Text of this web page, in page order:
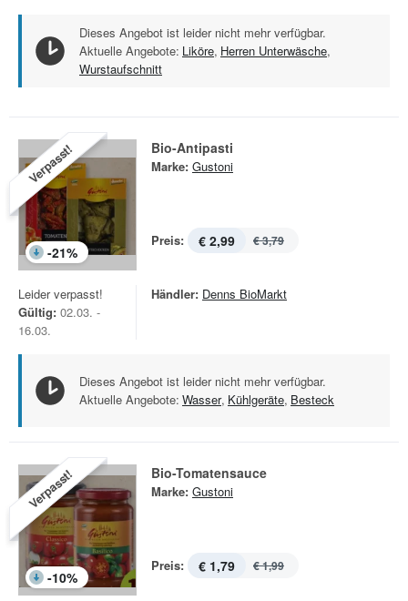
Dieses Angebot ist leider nicht mehr verfügbar.
Aktuelle Angebote: Liköre, Herren Unterwäsche,
Wurstaufschnitt
Verpasst!
-21%
Bio-Antipasti
Marke: Gustoni
Preis: € 2,99 € 3,79
Leider verpasst!
Gültig: 02.03. -
16.03.
Händler: Denns BioMarkt
Dieses Angebot ist leider nicht mehr verfügbar.
Aktuelle Angebote: Wasser, Kühlgeräte, Besteck
Verpasst!
-10%
Bio-Tomatensauce
Marke: Gustoni
Preis: € 1,79 € 1,99